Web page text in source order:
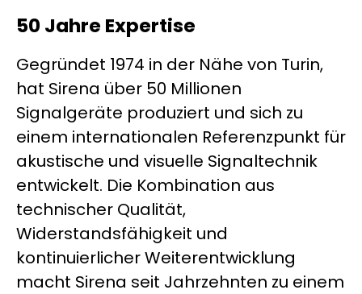
50 Jahre Expertise
Gegründet 1974 in der Nähe von Turin,
hat Sirena über 50 Millionen
Signalgeräte produziert und sich zu
einem internationalen Referenzpunkt für
akustische und visuelle Signaltechnik
entwickelt. Die Kombination aus
technischer Qualität,
Widerstandsfähigkeit und
kontinuierlicher Weiterentwicklung
macht Sirena seit Jahrzehnten zu einem